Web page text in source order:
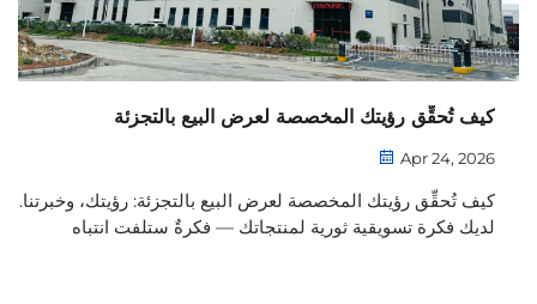
كيف تُحقِّق رؤيتك المخصصة لعرض البيع بالتجزئة
Apr 24, 2026
كيف تُحقِّق رؤيتك المخصصة لعرض البيع بالتجزئة: رؤيتك، وخبرتنا.
لديك فكرة تسويقية ثورية لمنتجاتك — فكرةٌ ستلفت انتباه